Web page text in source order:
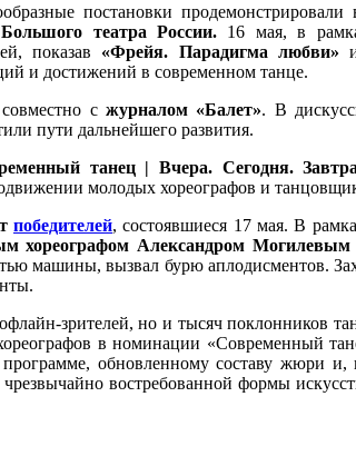
постановки
Большого театра России. 16 мая, в
показав «Фрейя. Парадигма любви»
и достижений в современном танце.
сжурналом «Балет». В
пути дальнейшего развития.
танец | Вчера. Сегодня.
молодых хореографов и
победителей, состоявшиеся 17 мая. В
хореографом Александром Могилевым
машины, вызвал бурю аплодисментов.
зрителей, но и тысяч поклонников
в номинации «Современный
обновленному составу жюри
востребованной формы